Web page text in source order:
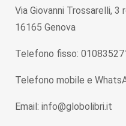
Via Giovanni Trossarelli, 3
16165 Genova
Telefono fisso:
Telefono mobile e
Email: info@globolibri.it